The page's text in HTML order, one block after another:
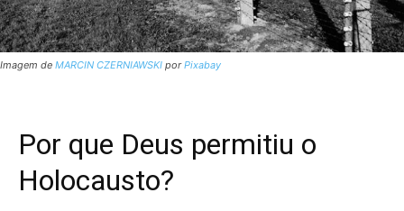
Imagem de MARCIN CZERNIAWSKI porPixabay
Por que Deus permitiu o
Holocausto?